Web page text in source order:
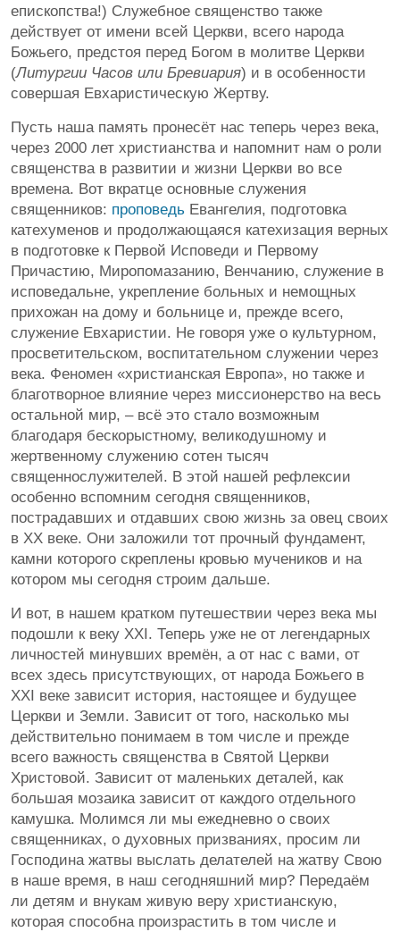
епископства!) Служебное священство также
действует от имени всей Церкви, всего народа
Божьего, предстоя перед Богом в молитве Церкви
(Литургии Часов или Бревиария) и в особенности
совершая Евхаристическую Жертву.
Пусть наша память пронесёт нас теперь через века,
через 2000 лет христианства и напомнит нам о роли
священства в развитии и жизни Церкви во все
времена. Вот вкратце основные служения
священников: проповедь Евангелия, подготовка
катехуменов и продолжающаяся катехизация верных
в подготовке к Первой Исповеди и Первому
Причастию, Миропомазанию, Венчанию, служение в
исповедальне, укрепление больных и немощных
прихожан на дому и больнице и, прежде всего,
служение Евхаристии. Не говоря уже о культурном,
просветительском, воспитательном служении через
века. Феномен «христианская Европа», но также и
благотворное влияние через миссионерство на весь
остальной мир, – всё это стало возможным
благодаря бескорыстному, великодушному и
жертвенному служению сотен тысяч
священнослужителей. В этой нашей рефлексии
особенно вспомним сегодня священников,
пострадавших и отдавших свою жизнь за овец своих
в XX веке. Они заложили тот прочный фундамент,
камни которого скреплены кровью мучеников и на
котором мы сегодня строим дальше.
И вот, в нашем кратком путешествии через века мы
подошли к веку XXI. Теперь уже не от легендарных
личностей минувших времён, а от нас с вами, от
всех здесь присутствующих, от народа Божьего в
XXI веке зависит история, настоящее и будущее
Церкви и Земли. Зависит от того, насколько мы
действительно понимаем в том числе и прежде
всего важность священства в Святой Церкви
Христовой. Зависит от маленьких деталей, как
большая мозаика зависит от каждого отдельного
камушка. Молимся ли мы ежедневно о своих
священниках, о духовных призваниях, просим ли
Господина жатвы выслать делателей на жатву Свою
в наше время, в наш сегодняшний мир? Передаём
ли детям и внукам живую веру христианскую,
которая способна произрастить в том числе и